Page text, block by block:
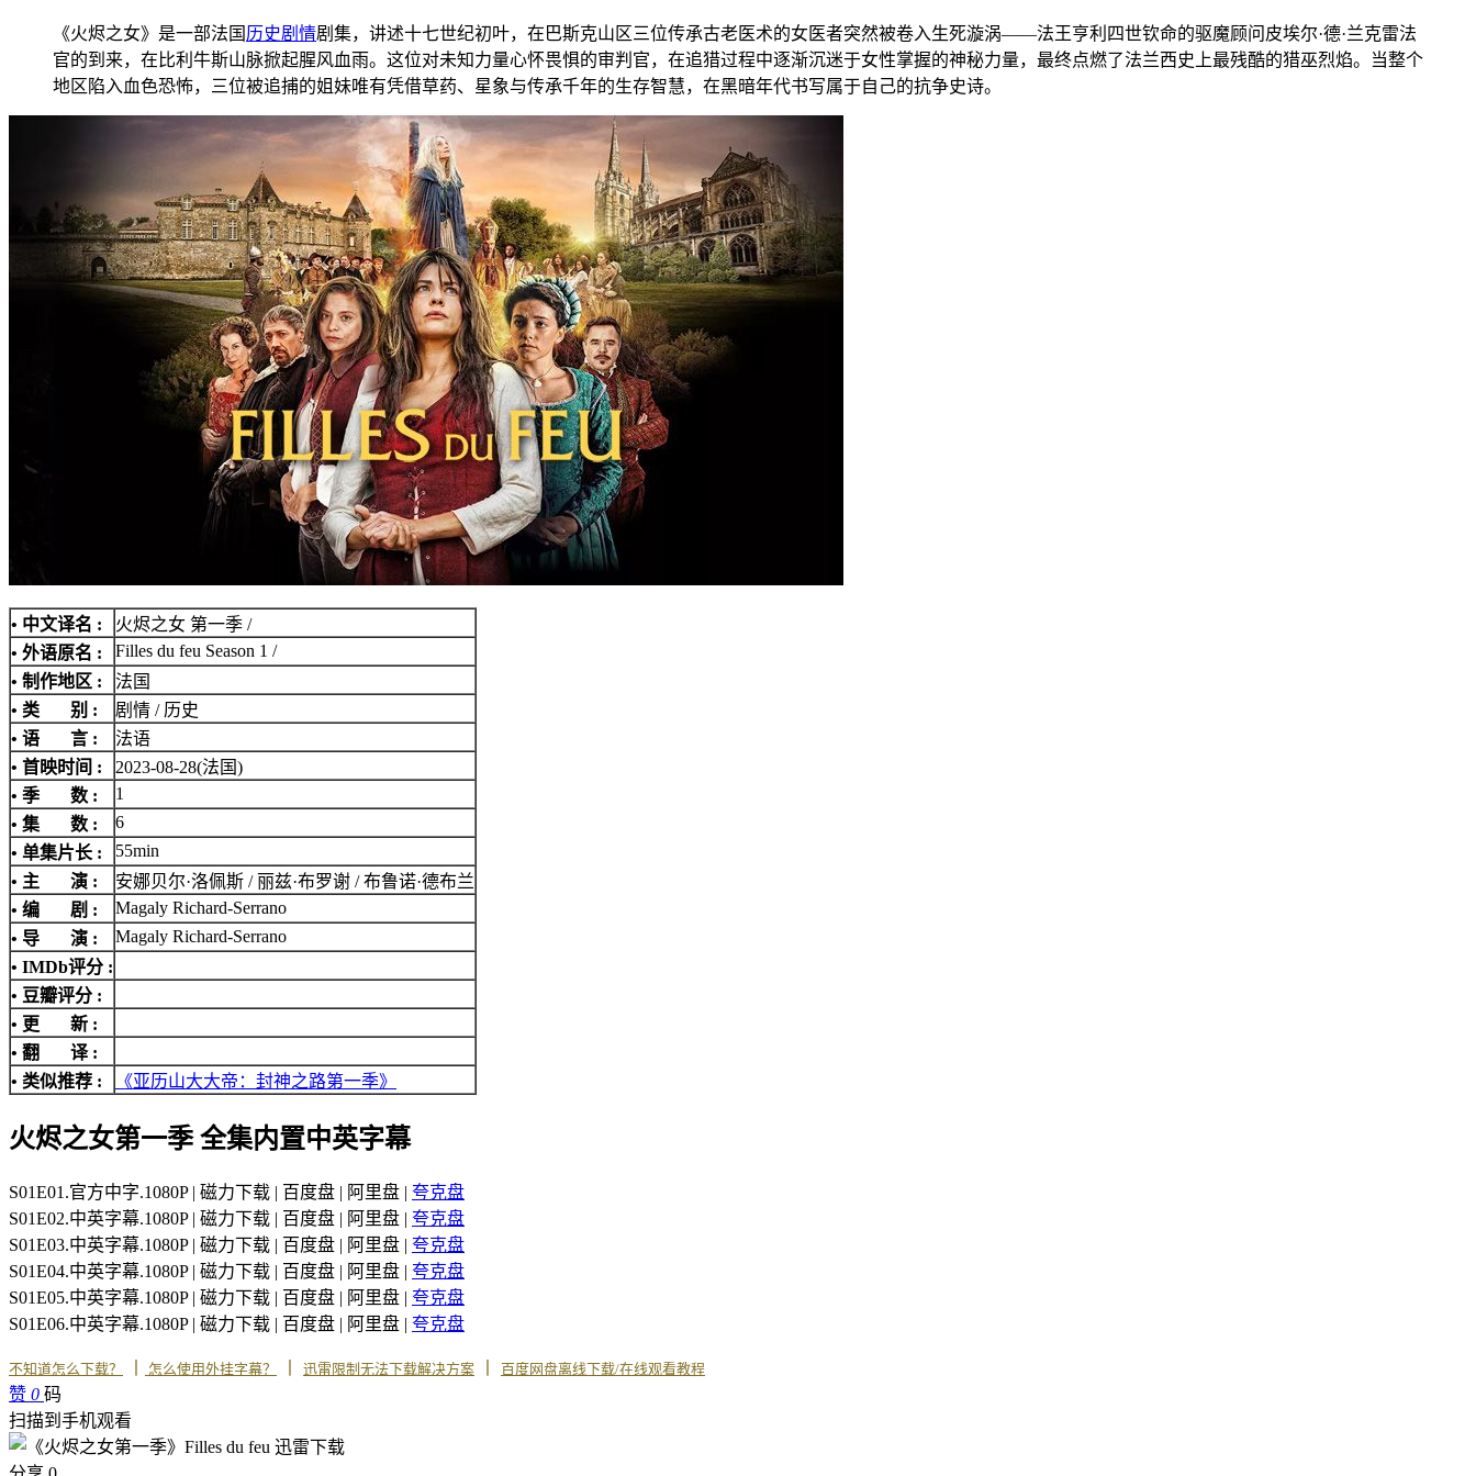
《火烬之女》是一部法国 历史剧情剧集，讲述十七世纪初叶，在巴斯克山区三位传承古老医术的女医者突然被卷入生死漩涡——法王亨利四世钦命的驱魔顾问皮埃尔·德·兰克雷法
官的到来，在比利牛斯山脉掀起腥风血雨。这位对未知力量心怀畏惧的审判官，在追猎过程中逐渐沉迷于女性掌握的神秘力量，最终点燃了法兰西史上最残酷的猎巫烈焰。当整个
地区陷入血色恐怖，三位被追捕的姐妹唯有凭借草药、星象与传承千年的生存智慧，在黑暗年代书写属于自己的抗争史诗。
• 中文译名 :
火烬之女 第一季 /
• 外语原名 :
Filles du feu Season 1 /
• 制作地区 :
法国
• 类 别 :
剧情 / 历史
• 语 言 :
法语
• 首映时间 :
2023-08-28(法国)
• 季 数 :
1
• 集 数 :
6
• 单集片长 :
55min
• 主 演 :
安娜贝尔·洛佩斯 / 丽兹·布罗谢 / 布鲁诺·德布兰
• 编 剧 :
Magaly Richard-Serrano
• 导 演 :
Magaly Richard-Serrano
• IMDb评分 :
• 豆瓣评分 :
• 更 新 :
• 翻 译 :
• 类似推荐 :
《亚历山大大帝：封神之路第一季》
火烬之女第一季 全集内置中英字幕
S01E01.官方中字.1080P | 磁力下载 | 百度盘 | 阿里盘 | 夸克盘
S01E02.中英字幕.1080P | 磁力下载 | 百度盘 | 阿里盘 | 夸克盘
S01E03.中英字幕.1080P | 磁力下载 | 百度盘 | 阿里盘 | 夸克盘
S01E04.中英字幕.1080P | 磁力下载 | 百度盘 | 阿里盘 | 夸克盘
S01E05.中英字幕.1080P | 磁力下载 | 百度盘 | 阿里盘 | 夸克盘
S01E06.中英字幕.1080P | 磁力下载 | 百度盘 | 阿里盘 | 夸克盘
不知道怎么下载？ 怎么使用外挂字幕？ 迅雷限制无法下载解决方案 百度网盘离线下载/在线观看教程
赞 0 码
扫描到手机观看